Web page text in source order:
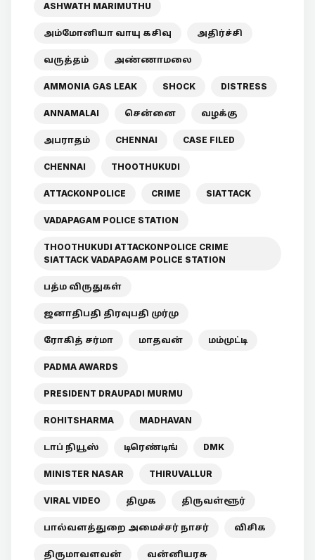
ASHWATH MARIMUTHU
அம்மோனியா வாயு கசிவு அதிர்ச்சி
வருத்தம் அண்ணாமலை
AMMONIA GAS LEAK SHOCK DISTRESS
ANNAMALAI சென்னை வழக்கு
அபராதம் CHENNAI CASE FILED
CHENNAI THOOTHUKUDI
ATTACKONPOLICE CRIME SIATTACK
VADAPAGAM POLICE STATION
THOOTHUKUDI ATTACKONPOLICE CRIME
SIATTACK VADAPAGAM POLICE STATION
பத்ம விருதுகள்
ஜனாதிபதி திரவுபதி முர்மு
ரோகித் சர்மா மாதவன் மம்முட்டி
PADMA AWARDS
PRESIDENT DRAUPADI MURMU
ROHITSHARMA MADHAVAN
டாப் நியூஸ் டிரெண்டிங் DMK
MINISTER NASAR THIRUVALLUR
VIRAL VIDEO திமுக திருவள்ளூர்
பால்வளத்துறை அமைச்சர் நாசர் விசிக
திருமாவளவன் வன்னியரசு